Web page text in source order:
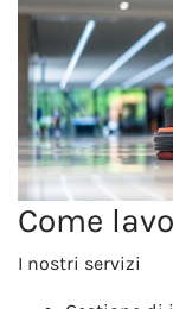
Come
I nostri servizi